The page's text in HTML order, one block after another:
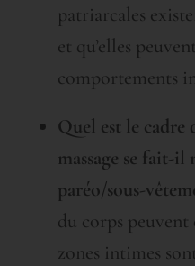
patriarcales
et qu’elles
comportements
Quel est le cadre
massage se fait-il
paréo/sous-
du corps peuvent
zones intimes